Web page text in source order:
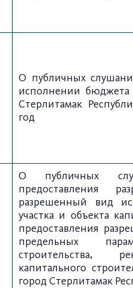
О публичных
исполнении бюджета
Стерлитамак
год
О публичных
предоставления
разрешенный вид
участка и объекта
предоставления
предельных
строительства,
капитального
город Стерлитамак